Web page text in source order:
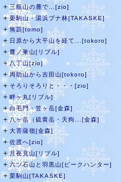
＋三瓶山の麓で…[zio]
＋栗駒山・湯浜ブナ林[TAKASKE]
＋無題[tomo]
＋ 日原から大平山を経て...[tokoro]
＋鷹ノ巣山[リブル]
＋八丁山[zio]
＋周助山から吉田山[tokoro]
＋ そろりそろりと・・・[zio]
＋ 畔ヶ丸[リブル]
＋白毛門・笠ヶ岳[金森]
＋八ヶ岳（硫黄岳・天狗...[金森]
＋ 大菩薩嶺[金森]
＋ 佐渡へ[zio]
＋月夜見山[リブル]
＋六ツ石山と羽黒山[ピークハンター]
＋ 栗駒山[TAKASKE]